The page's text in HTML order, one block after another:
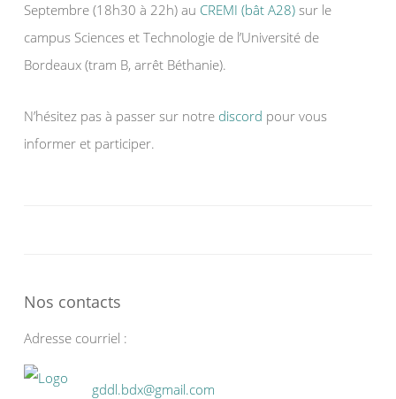
Septembre (18h30 à 22h) au CREMI (bât A28) sur le
campus Sciences et Technologie de l’Université de
Bordeaux (tram B, arrêt Béthanie).
N’hésitez pas à passer sur notre discord pour vous
informer et participer.
Nos contacts
Adresse courriel :
gddl.bdx@gmail.com